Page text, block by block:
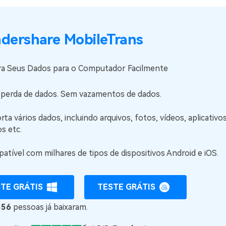
MobileTrans
Seus Dados para o Computador Facilmente
de dados. Sem vazamentos de dados.
vários dados, incluindo arquivos, fotos, vídeos,
etc.
com milhares de tipos de dispositivos Android e iOS.
GRÁTIS TESTE GRÁTIS
pessoas já baixaram.